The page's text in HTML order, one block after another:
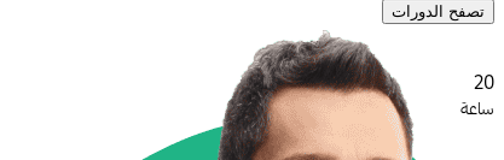
تصفح الدورات
20
ساعة